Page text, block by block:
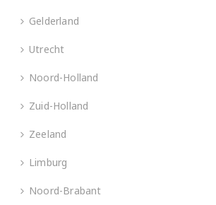
Gelderland
Utrecht
Noord-Holland
Zuid-Holland
Zeeland
Limburg
Noord-Brabant